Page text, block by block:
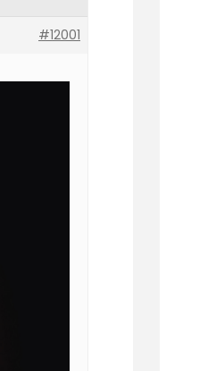
#12001